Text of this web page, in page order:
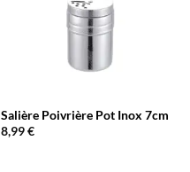
Salière Poivrière Pot Inox 7cm
8,99€